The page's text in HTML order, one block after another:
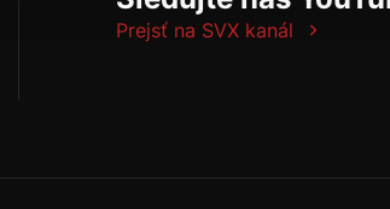
Prejsť na SVX kanál